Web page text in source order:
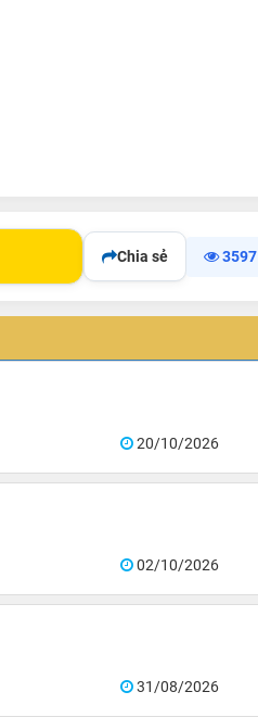
Chia sẻ 3597
20/10/2026
02/10/2026
31/08/2026